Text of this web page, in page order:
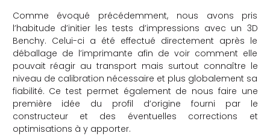
Comme évoqué précédemment, nous avons pris
l’habitude d’initier les tests d’impressions avec un 3D
Benchy. Celui-ci a été effectué directement après le
déballage de l’imprimante afin de voir comment elle
pouvait réagir au transport mais surtout connaître le
niveau de calibration nécessaire et plus globalement sa
fiabilité. Ce test permet également de nous faire une
première idée du profil d’origine fourni par le
constructeur et des éventuelles corrections et
optimisations à y apporter.